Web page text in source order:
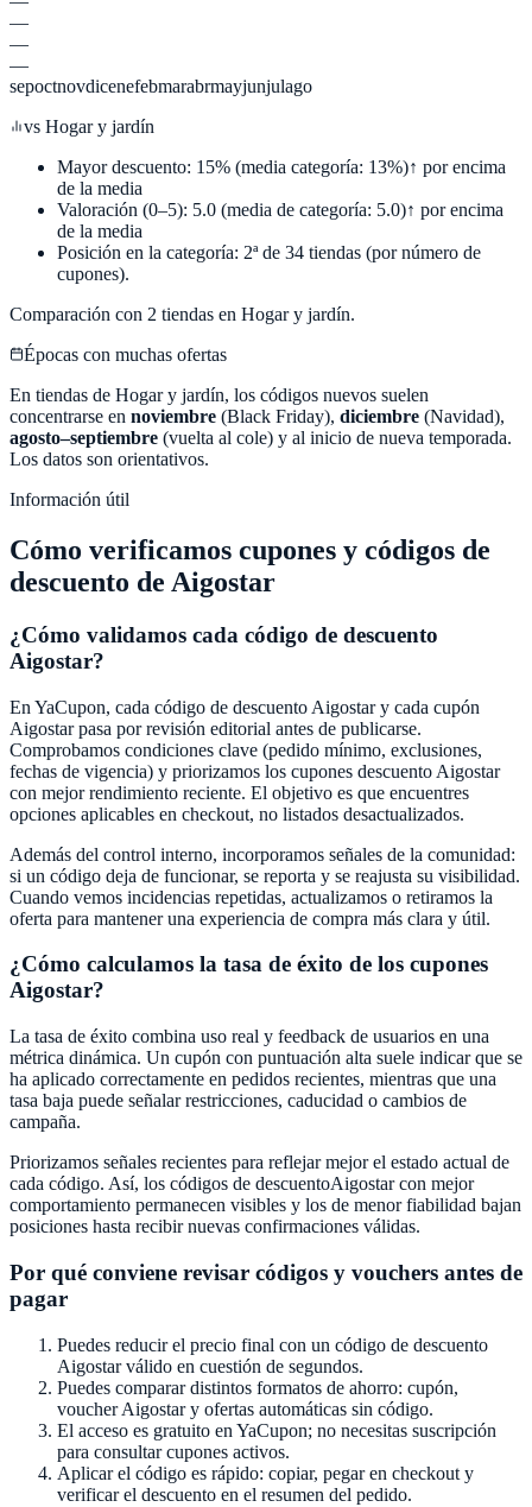
—
—
—
sepoctnovdicenefebmarabrmayjunjulago
vs Hogar y jardín
Mayor descuento: 15% (media categoría: 13%)↑ por encima
de la media
Valoración (0–5): 5.0 (media de categoría: 5.0)↑ por encima
de la media
Posición en la categoría: 2ª de 34 tiendas (por número de
cupones).
Comparación con 2 tiendas en Hogar y jardín.
Épocas con muchas ofertas
En tiendas de Hogar y jardín, los códigos nuevos suelen
concentrarse en noviembre (Black Friday), diciembre (Navidad),
agosto–septiembre (vuelta al cole) y al inicio de nueva temporada.
Los datos son orientativos.
Información útil
Cómo verificamos cupones y códigos de
descuento de Aigostar
¿Cómo validamos cada código de descuento
Aigostar?
En YaCupon, cada código de descuento Aigostary cada cupón
Aigostarpasa por revisión editorial antes de publicarse.
Comprobamos condiciones clave (pedido mínimo, exclusiones,
fechas de vigencia) y priorizamos los cupones descuento Aigostar
con mejor rendimiento reciente. El objetivo es que encuentres
opciones aplicables en checkout, no listados desactualizados.
Además del control interno, incorporamos señales de la comunidad:
si un código deja de funcionar, se reporta y se reajusta su visibilidad.
Cuando vemos incidencias repetidas, actualizamos o retiramos la
oferta para mantener una experiencia de compra más clara y útil.
¿Cómo calculamos la tasa de éxito de los cupones
Aigostar?
La tasa de éxito combina uso real y feedback de usuarios en una
métrica dinámica. Un cupón con puntuación alta suele indicar que se
ha aplicado correctamente en pedidos recientes, mientras que una
tasa baja puede señalar restricciones, caducidad o cambios de
campaña.
Priorizamos señales recientes para reflejar mejor el estado actual de
cada código. Así, los códigos de descuentoAigostarcon mejor
comportamiento permanecen visibles y los de menor fiabilidad bajan
posiciones hasta recibir nuevas confirmaciones válidas.
Por qué conviene revisar códigos y vouchers antes de
pagar
Puedes reducir el precio final con un código de descuento
Aigostarválido en cuestión de segundos.
Puedes comparar distintos formatos de ahorro: cupón,
voucherAigostary ofertas automáticas sin código.
El acceso es gratuito en YaCupon; no necesitas suscripción
para consultar cupones activos.
Aplicar el código es rápido: copiar, pegar en checkout y
verificar el descuento en el resumen del pedido.